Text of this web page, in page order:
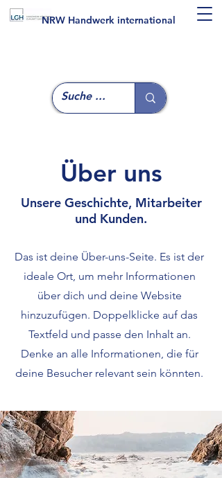
NRW Handwerk international
Über uns
Unsere Geschichte, Mitarbeiter
und Kunden.
Das ist deine Über-uns-Seite. Es ist der
ideale Ort, um mehr Informationen
über dich und deine Website
hinzuzufügen. Doppelklicke auf das
Textfeld und passe den Inhalt an.
Denke an alle Informationen, die für
deine Besucher relevant sein könnten.